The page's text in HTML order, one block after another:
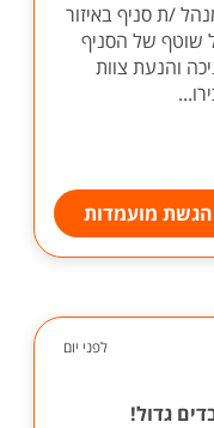
/ת סניף באיזור
שוטף של הסניף
והנעת צוות
הגשת מועמדות
לפני יום
גדול!